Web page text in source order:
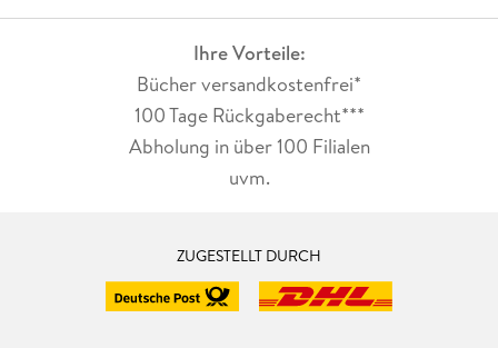
Ihre Vorteile:
Bücher versandkostenfrei*
100 Tage Rückgaberecht***
Abholung in über 100 Filialen
uvm.
ZUGESTELLT DURCH